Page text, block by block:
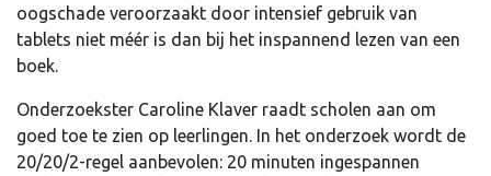
oogschade veroorzaakt door intensief gebruik van
tablets niet méér is dan bij het inspannend lezen van een
boek.
Onderzoekster Caroline Klaver raadt scholen aan om
goed toe te zien op leerlingen. In het onderzoek wordt de
20/20/2-regel aanbevolen: 20 minuten ingespannen